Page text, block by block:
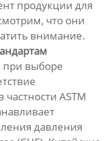
продукции для
что они
внимание.
выборе
ASTM
давления